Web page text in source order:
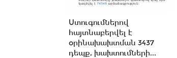
Ստուգումներով
հայտնաբերվել է
օրինախախտման 3437
դեպք, խախտումների...